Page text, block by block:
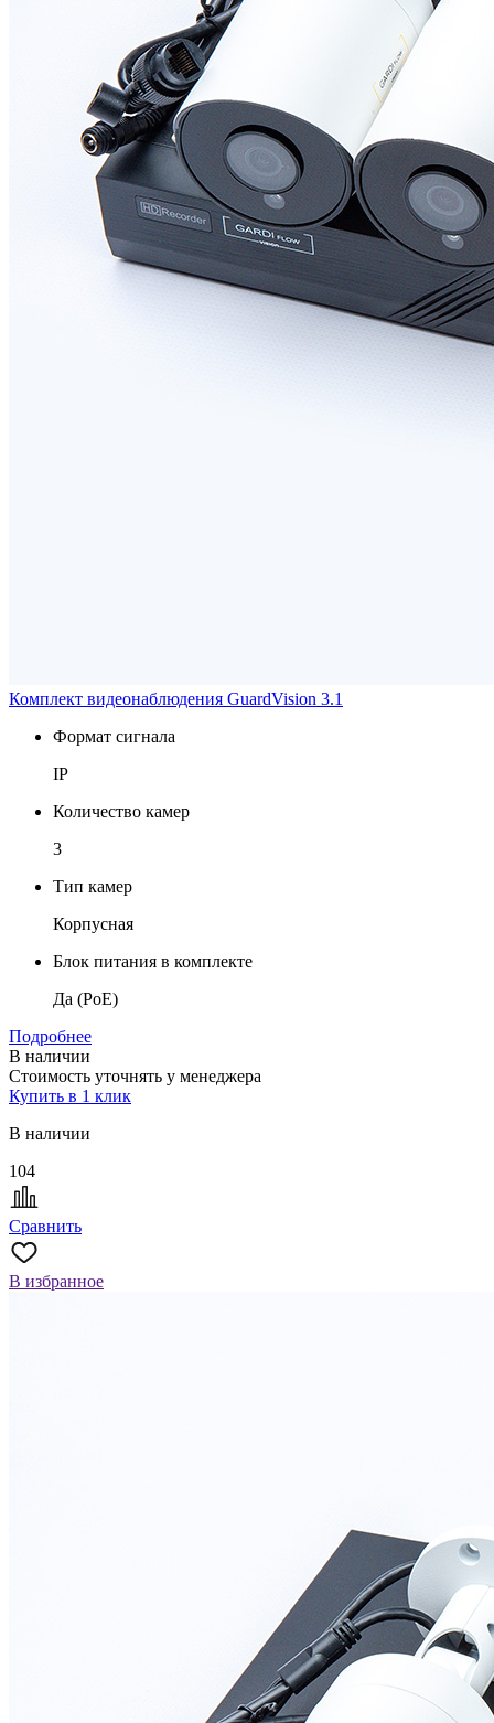
Комплект видеонаблюдения GuardVision 3.1
Формат сигнала
IP
Количество камер
3
Тип камер
Корпусная
Блок питания в комплекте
Да (PoE)
Подробнее
В наличии
Стоимость уточнять у менеджера
Купить в 1 клик
В наличии
104
Сравнить
В избранное